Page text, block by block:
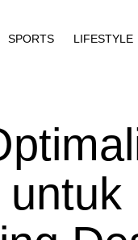
SPORTS LIFESTYLE
untuk